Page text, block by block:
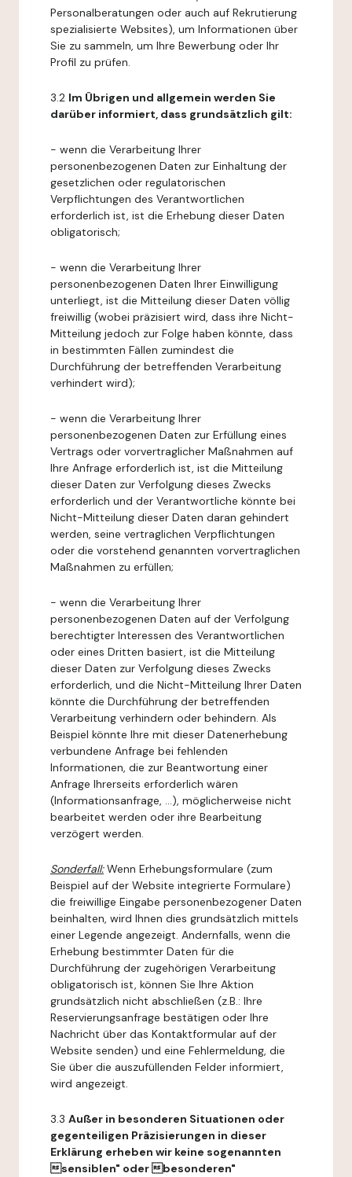
Personalberatungen oder auch auf Rekrutierung
spezialisierte Websites), um Informationen über
Sie zu sammeln, um Ihre Bewerbung oder Ihr
Profil zu prüfen.
3.2 Im Übrigen und allgemein werden Sie
darüber informiert, dass grundsätzlich gilt:
- wenn die Verarbeitung Ihrer
personenbezogenen Daten zur Einhaltung der
gesetzlichen oder regulatorischen
Verpflichtungen des Verantwortlichen
erforderlich ist, ist die Erhebung dieser Daten
obligatorisch;
- wenn die Verarbeitung Ihrer
personenbezogenen Daten Ihrer Einwilligung
unterliegt, ist die Mitteilung dieser Daten völlig
freiwillig (wobei präzisiert wird, dass ihre Nicht-
Mitteilung jedoch zur Folge haben könnte, dass
in bestimmten Fällen zumindest die
Durchführung der betreffenden Verarbeitung
verhindert wird);
- wenn die Verarbeitung Ihrer
personenbezogenen Daten zur Erfüllung eines
Vertrags oder vorvertraglicher Maßnahmen auf
Ihre Anfrage erforderlich ist, ist die Mitteilung
dieser Daten zur Verfolgung dieses Zwecks
erforderlich und der Verantwortliche könnte bei
Nicht-Mitteilung dieser Daten daran gehindert
werden, seine vertraglichen Verpflichtungen
oder die vorstehend genannten vorvertraglichen
Maßnahmen zu erfüllen;
- wenn die Verarbeitung Ihrer
personenbezogenen Daten auf der Verfolgung
berechtigter Interessen des Verantwortlichen
oder eines Dritten basiert, ist die Mitteilung
dieser Daten zur Verfolgung dieses Zwecks
erforderlich, und die Nicht-Mitteilung Ihrer Daten
könnte die Durchführung der betreffenden
Verarbeitung verhindern oder behindern. Als
Beispiel könnte Ihre mit dieser Datenerhebung
verbundene Anfrage bei fehlenden
Informationen, die zur Beantwortung einer
Anfrage Ihrerseits erforderlich wären
(Informationsanfrage, ...), möglicherweise nicht
bearbeitet werden oder ihre Bearbeitung
verzögert werden.
Sonderfall:Wenn Erhebungsformulare (zum
Beispiel auf der Website integrierte Formulare)
die freiwillige Eingabe personenbezogener Daten
beinhalten, wird Ihnen dies grundsätzlich mittels
einer Legende angezeigt. Andernfalls, wenn die
Erhebung bestimmter Daten für die
Durchführung der zugehörigen Verarbeitung
obligatorisch ist, können Sie Ihre Aktion
grundsätzlich nicht abschließen (z.B.: Ihre
Reservierungsanfrage bestätigen oder Ihre
Nachricht über das Kontaktformular auf der
Website senden) und eine Fehlermeldung, die
Sie über die auszufüllenden Felder informiert,
wird angezeigt.
3.3 Außer in besonderen Situationen oder
gegenteiligen Präzisierungen in dieser
Erklärung erheben wir keine sogenannten
sensiblen" oder besonderen"